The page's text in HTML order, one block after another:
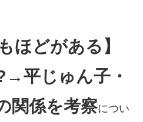
ほどがある】
平じゅん子・
関係を考察につい